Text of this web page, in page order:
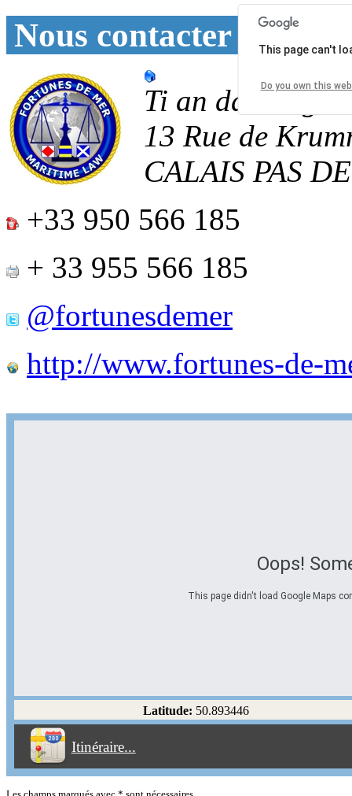
Nous contacter
Ti an
13 Rue de
CALAIS PAS
+33 950 566 185
+ 33 955 566 185
@fortunesdemer
http://www.fortunes-de-
Oops!
This page didn't load Google Maps
This page can't
Do you own this
Latitude: 50.893446
Itinéraire...
Éviter les autoroutes
Éviter les péages
Partir! Reset